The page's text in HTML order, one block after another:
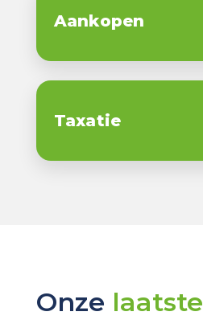
Aankopen
Taxatie
Onze laatste